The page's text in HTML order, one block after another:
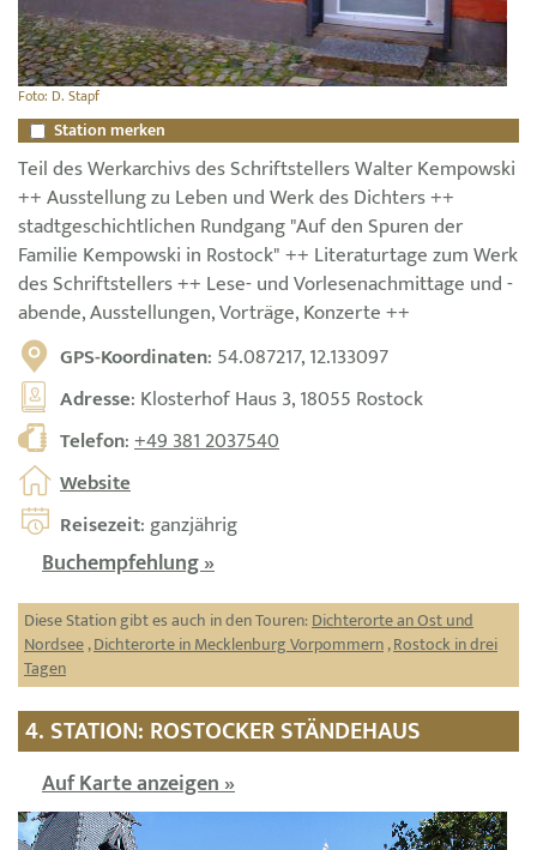
Foto: D. Stapf
Station merken
Teil des Werkarchivs des Schriftstellers Walter Kempowski
++ Ausstellung zu Leben und Werk des Dichters ++
stadtgeschichtlichen Rundgang "Auf den Spuren der
Familie Kempowski in Rostock" ++ Literaturtage zum Werk
des Schriftstellers ++ Lese- und Vorlesenachmittage und -
abende, Ausstellungen, Vorträge, Konzerte ++
GPS-Koordinaten: 54.087217, 12.133097
Adresse: Klosterhof Haus 3, 18055 Rostock
Telefon:+49 381 2037540
Website
Reisezeit: ganzjährig
Buchempfehlung »
Diese Station gibt es auch in den Touren:Dichterorte an Ost und
Nordsee,Dichterorte in Mecklenburg Vorpommern,Rostock in drei
Tagen
4. STATION: ROSTOCKER STÄNDEHAUS
Auf Karte anzeigen »